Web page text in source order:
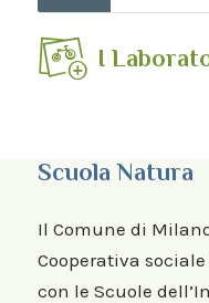
I
Scuola Natura
Il Comune di
Cooperativa
con le Scuole